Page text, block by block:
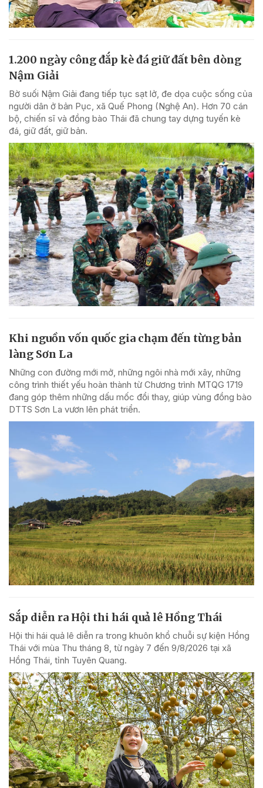
1.200 ngày công đắp kè đá giữ đất bên dòng
Nậm Giải
Bờ suối Nậm Giải đang tiếp tục sạt lở, đe dọa cuộc sống của
người dân ở bản Pục, xã Quế Phong (Nghệ An). Hơn 70 cán
bộ, chiến sĩ và đồng bào Thái đã chung tay dựng tuyến kè
đá, giữ đất, giữ bản.
Khi nguồn vốn quốc gia chạm đến từng bản
làng Sơn La
Những con đường mới mở, những ngôi nhà mới xây, những
công trình thiết yếu hoàn thành từ Chương trình MTQG 1719
đang góp thêm những dấu mốc đổi thay, giúp vùng đồng bào
DTTS Sơn La vươn lên phát triển.
Sắp diễn ra Hội thi hái quả lê Hồng Thái
Hội thi hái quả lê diễn ra trong khuôn khổ chuỗi sự kiện Hồng
Thái với mùa Thu tháng 8, từ ngày 7 đến 9/8/2026 tại xã
Hồng Thái, tỉnh Tuyên Quang.